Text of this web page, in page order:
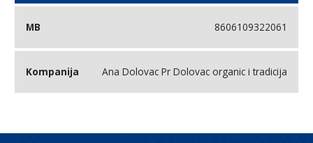
8606109322061
Ana Dolovac Pr Dolovac organic i tradicija